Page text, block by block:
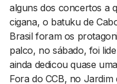
alguns dos concertos a
cigana, o batuku de
Brasil foram os
palco, no sábado, foi
ainda dedicou quase
Fora do CCB, no